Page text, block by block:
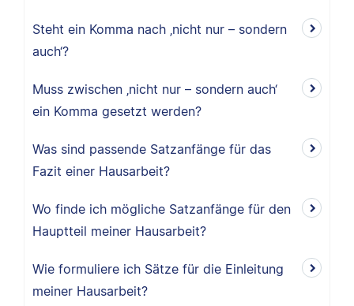
Steht ein Komma nach ‚nicht nur – sondern
auch‘?
Muss zwischen ‚nicht nur – sondern auch‘
ein Komma gesetzt werden?
Was sind passende Satzanfänge für das
Fazit einer Hausarbeit?
Wo finde ich mögliche Satzanfänge für den
Hauptteil meiner Hausarbeit?
Wie formuliere ich Sätze für die Einleitung
meiner Hausarbeit?